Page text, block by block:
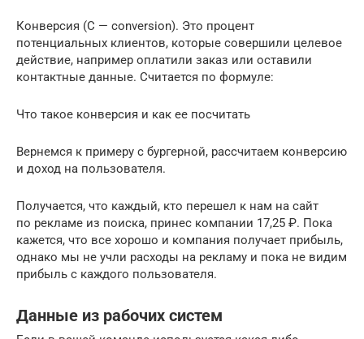
Конверсия (С — conversion). Это процент
потенциальных клиентов, которые совершили целевое
действие, например оплатили заказ или оставили
контактные данные. Считается по формуле:
Что такое конверсия и как ее посчитать
Вернемся к примеру с бургерной, рассчитаем конверсию
и доход на пользователя.
Получается, что каждый, кто перешел к нам на сайт
по рекламе из поиска, принес компании 17,25 ₽. Пока
кажется, что все хорошо и компания получает прибыль,
однако мы не учли расходы на рекламу и пока не видим
прибыль с каждого пользователя.
Данные из рабочих систем